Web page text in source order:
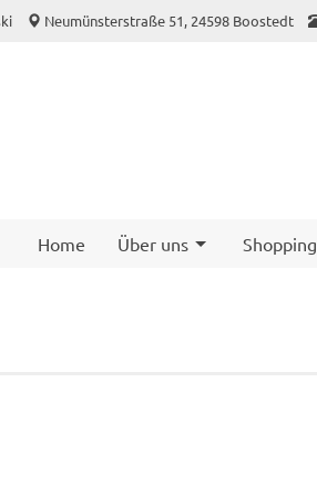
Neumünsterstraße 51, 24598 Boostedt
Home Über uns Shopping